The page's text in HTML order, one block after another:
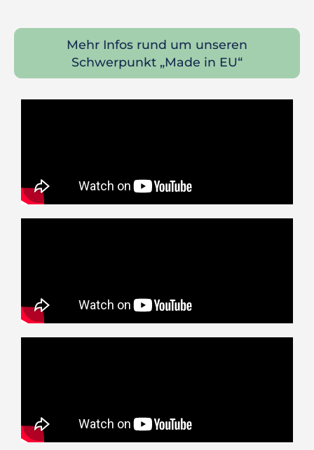
Mehr Infos rund um unseren
Schwerpunkt „Made in EU“